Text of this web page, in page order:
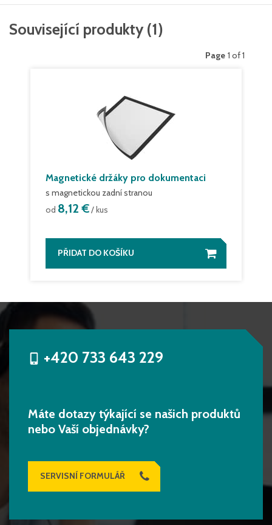
Související produkty (1)
Page 1 of 1
Magnetické držáky pro dokumentaci
s magnetickou zadní stranou
od 8,12 €/ kus
PŘIDAT DO KOŠÍKU
+420 733 643 229
Máte dotazy týkající se našich produktů
nebo Vaší objednávky?
SERVISNÍ FORMULÁŘ